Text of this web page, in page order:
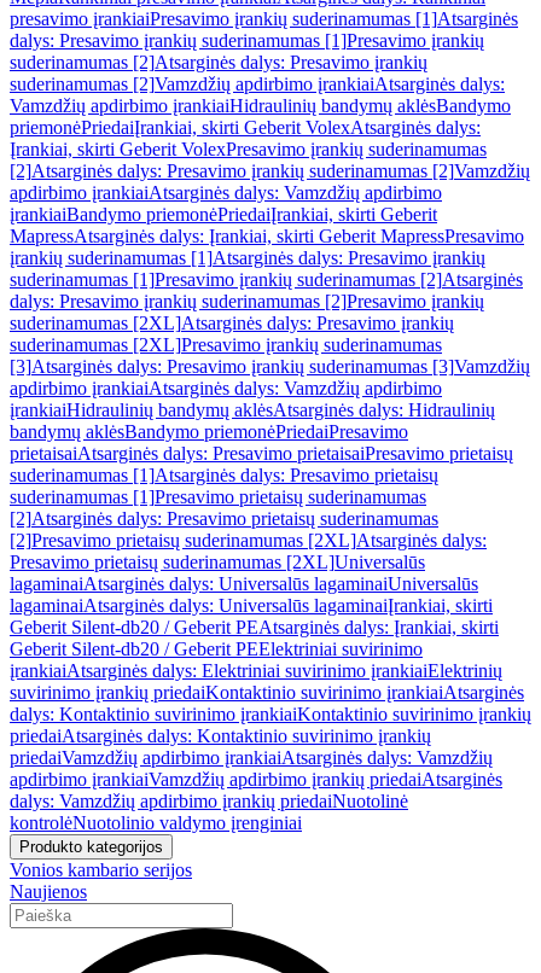
presavimo įrankiaiPresavimo įrankių suderinamumas [1]Atsarginės
dalys: Presavimo įrankių suderinamumas [1]Presavimo įrankių
suderinamumas [2]Atsarginės dalys: Presavimo įrankių
suderinamumas [2]Vamzdžių apdirbimo įrankiaiAtsarginės dalys:
Vamzdžių apdirbimo įrankiaiHidraulinių bandymų aklėsBandymo
priemonėPriedaiĮrankiai, skirti Geberit VolexAtsarginės dalys:
Įrankiai, skirti Geberit VolexPresavimo įrankių suderinamumas
[2]Atsarginės dalys: Presavimo įrankių suderinamumas [2]Vamzdžių
apdirbimo įrankiaiAtsarginės dalys: Vamzdžių apdirbimo
įrankiaiBandymo priemonėPriedaiĮrankiai, skirti Geberit
MapressAtsarginės dalys: Įrankiai, skirti Geberit MapressPresavimo
įrankių suderinamumas [1]Atsarginės dalys: Presavimo įrankių
suderinamumas [1]Presavimo įrankių suderinamumas [2]Atsarginės
dalys: Presavimo įrankių suderinamumas [2]Presavimo įrankių
suderinamumas [2XL]Atsarginės dalys: Presavimo įrankių
suderinamumas [2XL]Presavimo įrankių suderinamumas
[3]Atsarginės dalys: Presavimo įrankių suderinamumas [3]Vamzdžių
apdirbimo įrankiaiAtsarginės dalys: Vamzdžių apdirbimo
įrankiaiHidraulinių bandymų aklėsAtsarginės dalys: Hidraulinių
bandymų aklėsBandymo priemonėPriedaiPresavimo
prietaisaiAtsarginės dalys: Presavimo prietaisaiPresavimo prietaisų
suderinamumas [1]Atsarginės dalys: Presavimo prietaisų
suderinamumas [1]Presavimo prietaisų suderinamumas
[2]Atsarginės dalys: Presavimo prietaisų suderinamumas
[2]Presavimo prietaisų suderinamumas [2XL]Atsarginės dalys:
Presavimo prietaisų suderinamumas [2XL]Universalūs
lagaminaiAtsarginės dalys: Universalūs lagaminaiUniversalūs
lagaminaiAtsarginės dalys: Universalūs lagaminaiĮrankiai, skirti
Geberit Silent-db20 / Geberit PEAtsarginės dalys: Įrankiai, skirti
Geberit Silent-db20 / Geberit PEElektriniai suvirinimo
įrankiaiAtsarginės dalys: Elektriniai suvirinimo įrankiaiElektrinių
suvirinimo įrankių priedaiKontaktinio suvirinimo įrankiaiAtsarginės
dalys: Kontaktinio suvirinimo įrankiaiKontaktinio suvirinimo įrankių
priedaiAtsarginės dalys: Kontaktinio suvirinimo įrankių
priedaiVamzdžių apdirbimo įrankiaiAtsarginės dalys: Vamzdžių
apdirbimo įrankiaiVamzdžių apdirbimo įrankių priedaiAtsarginės
dalys: Vamzdžių apdirbimo įrankių priedaiNuotolinė
kontrolėNuotolinio valdymo įrenginiai
Produkto kategorijos
Vonios kambario serijos
Naujienos